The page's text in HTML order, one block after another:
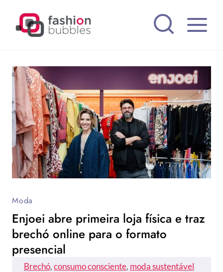
Moda
Enjoei abre primeira loja física e traz
brechó online para o formato
presencial
Brechó, consumo consciente, moda sustentável